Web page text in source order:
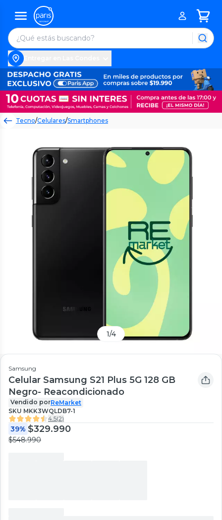
Tecno/Celulares/Smartphones
1/4
Samsung
Celular Samsung S21 Plus 5G 128 GB
Negro- Reacondicionado
Vendido porReMarket
SKU MKK3WQLDB7-1
4.5(2)
39% $329.990
$548.990